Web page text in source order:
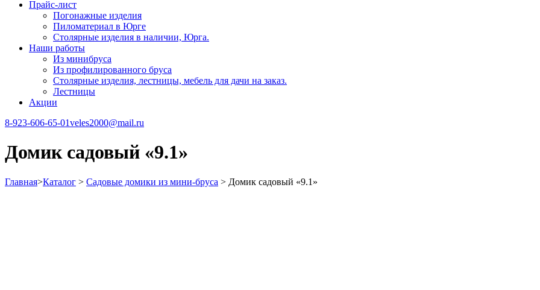
Прайс-лист
Погонажные изделия
Пиломатериал в Юрге
Столярные изделия в наличии, Юрга.
Наши работы
Из минибруса
Из профилированного бруса
Столярные изделия, лестницы, мебель для дачи на заказ.
Лестницы
Акции
8-923-606-65-01veles2000@mail.ru
Домик садовый «9.1»
Главная>Каталог > Садовые домики из мини-бруса > Домик садовый «9.1»